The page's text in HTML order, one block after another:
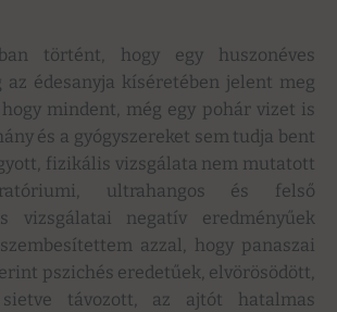
történt, hogy egy huszonéves
az édesanyja kíséretében jelent meg
mindent, még egy pohár vizet is
és a gyógyszereket sem tudja bent
fizikális vizsgálata nem mutatott
ultrahangos és felső
vizsgálatai negatív eredményűek
azzal, hogy panaszai
pszichés eredetűek, elvörösödött,
távozott, az ajtót hatalmas